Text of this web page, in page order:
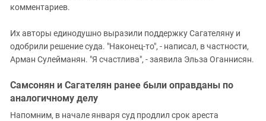
комментариев.
Их авторы единодушно выразили поддержку Сагателяну и
одобрили решение суда. "Наконец-то", - написал, в частности,
Арман Сулейманян. "Я счастлива", - заявила Эльза Оганнисян.
Самсонян и Сагателян ранее были оправданы по
аналогичному делу
Напомним, в начале января суд продлил срок ареста